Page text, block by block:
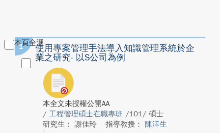
本頁全選
1
使用專案管理手法導入知識管理系統於企
業之研究- 以S公司為例
本全文未授權公開AA
/ 工程管理碩士在職專班 /101/ 碩士
研究生： 謝佳玲
指導教授： 陳澤生